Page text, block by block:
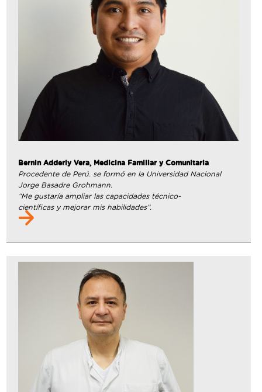
Bernin Adderly Vera, Medicina Familiar y Comunitaria
Procedente de Perú. se formó en la Universidad Nacional
Jorge Basadre Grohmann.
“Me gustaría ampliar las capacidades técnico-
científicas y mejorar mis habilidades”.